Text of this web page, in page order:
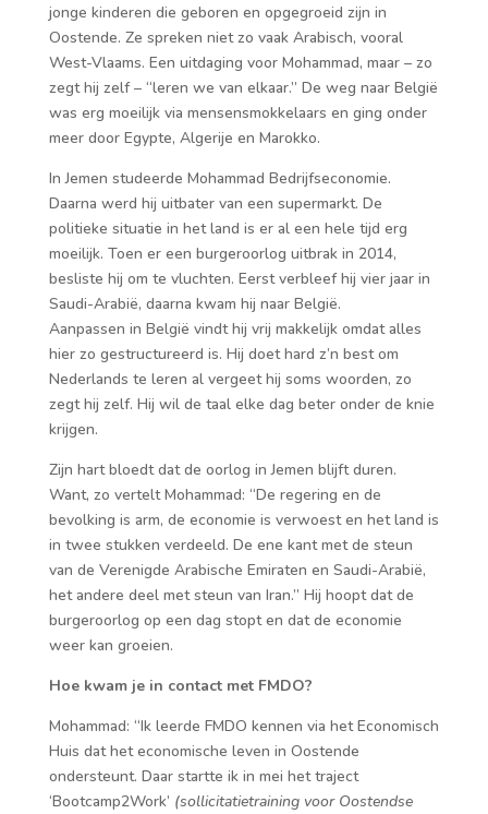
jonge kinderen die geboren en opgegroeid zijn in
Oostende. Ze spreken niet zo vaak Arabisch, vooral
West-Vlaams. Een uitdaging voor Mohammad, maar – zo
zegt hij zelf – “leren we van elkaar.” De weg naar België
was erg moeilijk via mensensmokkelaars en ging onder
meer door Egypte, Algerije en Marokko.
In Jemen studeerde Mohammad Bedrijfseconomie.
Daarna werd hij uitbater van een supermarkt. De
politieke situatie in het land is er al een hele tijd erg
moeilijk. Toen er een burgeroorlog uitbrak in 2014,
besliste hij om te vluchten. Eerst verbleef hij vier jaar in
Saudi-Arabië, daarna kwam hij naar België.
Aanpassen in België vindt hij vrij makkelijk omdat alles
hier zo gestructureerd is. Hij doet hard z’n best om
Nederlands te leren al vergeet hij soms woorden, zo
zegt hij zelf. Hij wil de taal elke dag beter onder de knie
krijgen.
Zijn hart bloedt dat de oorlog in Jemen blijft duren.
Want, zo vertelt Mohammad: “De regering en de
bevolking is arm, de economie is verwoest en het land is
in twee stukken verdeeld. De ene kant met de steun
van de Verenigde Arabische Emiraten en Saudi-Arabië,
het andere deel met steun van Iran.” Hij hoopt dat de
burgeroorlog op een dag stopt en dat de economie
weer kan groeien.
Hoe kwam je in contact met FMDO?
Mohammad: “Ik leerde FMDO kennen via het Economisch
Huis dat het economische leven in Oostende
ondersteunt. Daar startte ik in mei het traject
‘Bootcamp2Work’ (sollicitatietraining voor Oostendse